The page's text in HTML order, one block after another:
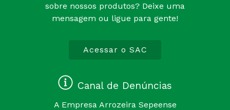
sobre nossos produtos? Deixe uma
mensagem ou ligue para gente!
Acessar o SAC
Canal de Denúncias
A Empresa Arrozeira Sepeense